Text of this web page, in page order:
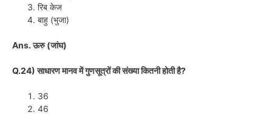
रिब केज
बाहु (भुजा)
Ans. ऊरु (जांघ)
Q.24) साधारण मानव में गुणसूत्रों की संख्या कितनी होती है?
36
46